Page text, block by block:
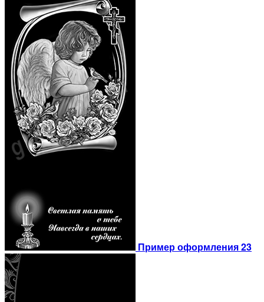
Пример оформления 23